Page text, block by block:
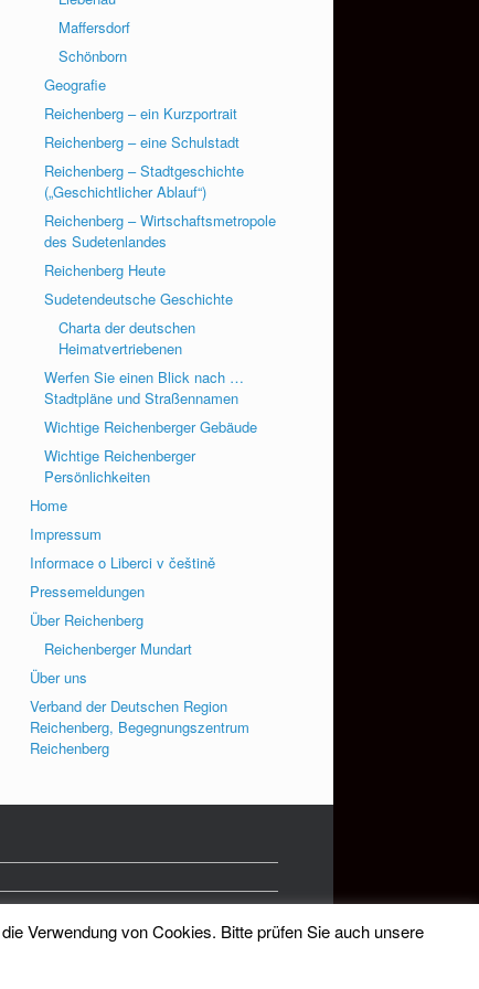
Maffersdorf
Schönborn
Geografie
Reichenberg – ein Kurzportrait
Reichenberg – eine Schulstadt
Reichenberg – Stadtgeschichte
(„Geschichtlicher Ablauf“)
Reichenberg – Wirtschaftsmetropole
des Sudetenlandes
Reichenberg Heute
Sudetendeutsche Geschichte
Charta der deutschen
Heimatvertriebenen
Werfen Sie einen Blick nach …
Stadtpläne und Straßennamen
Wichtige Reichenberger Gebäude
Wichtige Reichenberger
Persönlichkeiten
Home
Impressum
Informace o Liberci v češtině
Pressemeldungen
Über Reichenberg
Reichenberger Mundart
Über uns
Verband der Deutschen Region
Reichenberg, Begegnungszentrum
Reichenberg
Verwendung von Cookies. Bitte prüfen Sie auch unsere